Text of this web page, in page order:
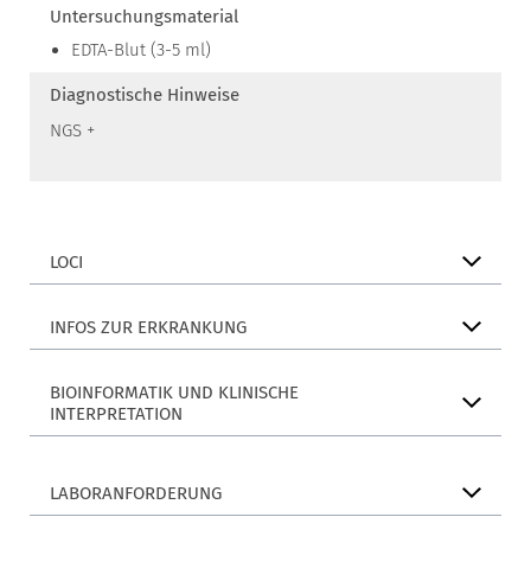
Untersuchungsmaterial
EDTA-Blut (3-5 ml)
Diagnostische Hinweise
NGS +
LOCI
INFOS ZUR ERKRANKUNG
BIOINFORMATIK UND KLINISCHE
INTERPRETATION
LABORANFORDERUNG